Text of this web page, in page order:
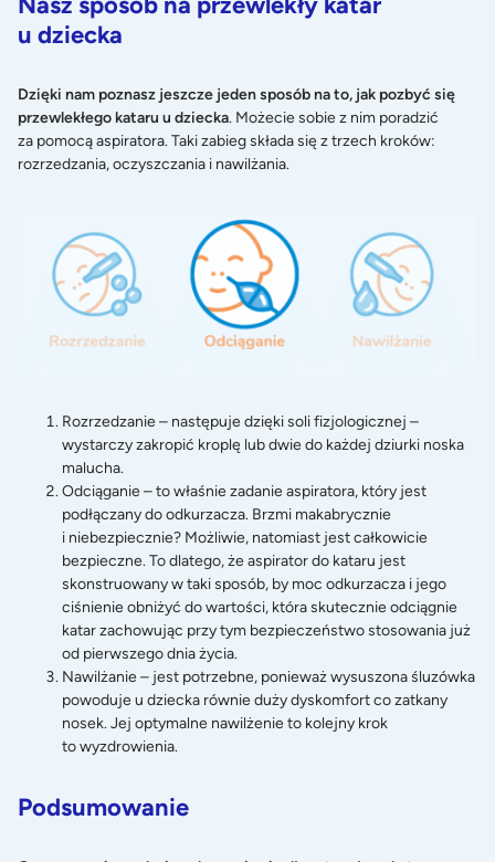
u dziecka
Dzięki nam poznasz jeszcze jeden sposób na to, jak pozbyć się
przewlekłego kataru u dziecka. Możecie sobie z nim poradzić
za pomocąaspiratora. Taki zabieg składa się z trzech kroków:
rozrzedzania, oczyszczania i nawilżania.
Rozrzedzanie – następuje dzięki soli fizjologicznej –
wystarczy zakropić kroplę lub dwie do każdej dziurki noska
malucha.
Odciąganie – to właśnie zadanie aspiratora, który jest
podłączany do odkurzacza. Brzmi makabrycznie
i niebezpiecznie? Możliwie, natomiast jest całkowicie
bezpieczne. To dlatego, że aspirator do kataru jest
skonstruowany w taki sposób, by moc odkurzacza i jego
ciśnienie obniżyć do wartości, która skutecznie odciągnie
katar zachowując przy tym bezpieczeństwo stosowania już
od pierwszego dnia życia.
Nawilżanie – jest potrzebne, ponieważ wysuszona śluzówka
powoduje u dziecka równie duży dyskomfort co zatkany
nosek. Jej optymalne nawilżenie to kolejny krok
to wyzdrowienia.
Podsumowanie